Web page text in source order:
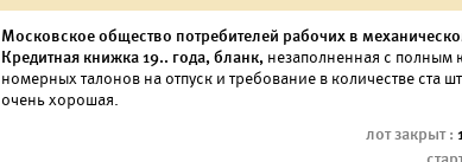
Московское общество потребителей рабочих в
Кредитная книжка 19.. года, бланк, незаполненная с полным
номерных талонов на отпуск и требование в количестве ста
очень хорошая.